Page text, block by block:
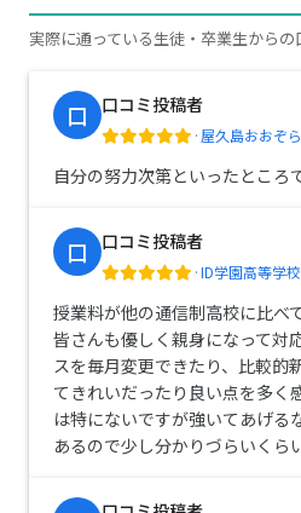
実際に通っている生徒・卒業生から
口 口コミ投稿者
· 屋久島おおぞ
自分の努力次第といったところ
口 口コミ投稿者
·ID学園高等学校
授業料が他の通信制高校に比べ
皆さんも優しく親身になって対
スを毎月変更できたり、比較的
てきれいだったり良い点を多く
は特にないですが強いてあげる
あるので少し分かりづらいくら